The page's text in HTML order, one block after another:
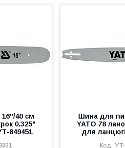
40 см
0.325"
849451
Шина для
YATO 78
для